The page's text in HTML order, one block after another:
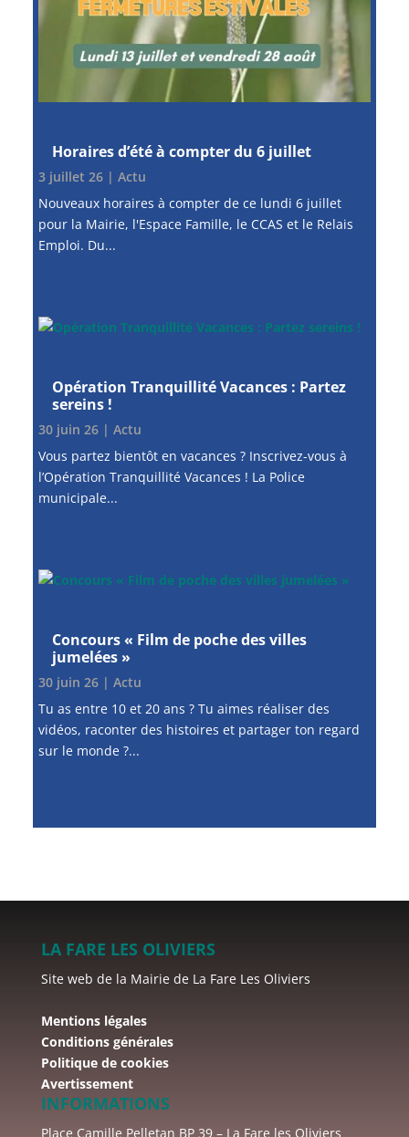
Horaires d’été à compter du 6 juillet
3 juillet 26| Actu
Nouveaux horaires à compter de ce lundi 6 juillet
pour la Mairie, l'Espace Famille, le CCAS et le Relais
Emploi. Du...
Opération Tranquillité Vacances : Partez
sereins !
30 juin 26| Actu
Vous partez bientôt en vacances ? Inscrivez-vous à
l’Opération Tranquillité Vacances ! La Police
municipale...
Concours « Film de poche des villes
jumelées »
30 juin 26| Actu
Tu as entre 10 et 20 ans ? Tu aimes réaliser des
vidéos, raconter des histoires et partager ton regard
sur le monde ?...
LA FARE LES OLIVIERS
Site web de la Mairie de La Fare Les Oliviers
Mentions légales
Conditions générales
Politique de cookies
Avertissement
INFORMATIONS
Place Camille Pelletan BP 39 – La Fare les Oliviers